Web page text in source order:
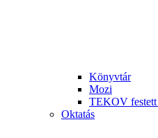
Könyvtár
Mozi
TEKOV festett
Oktatás